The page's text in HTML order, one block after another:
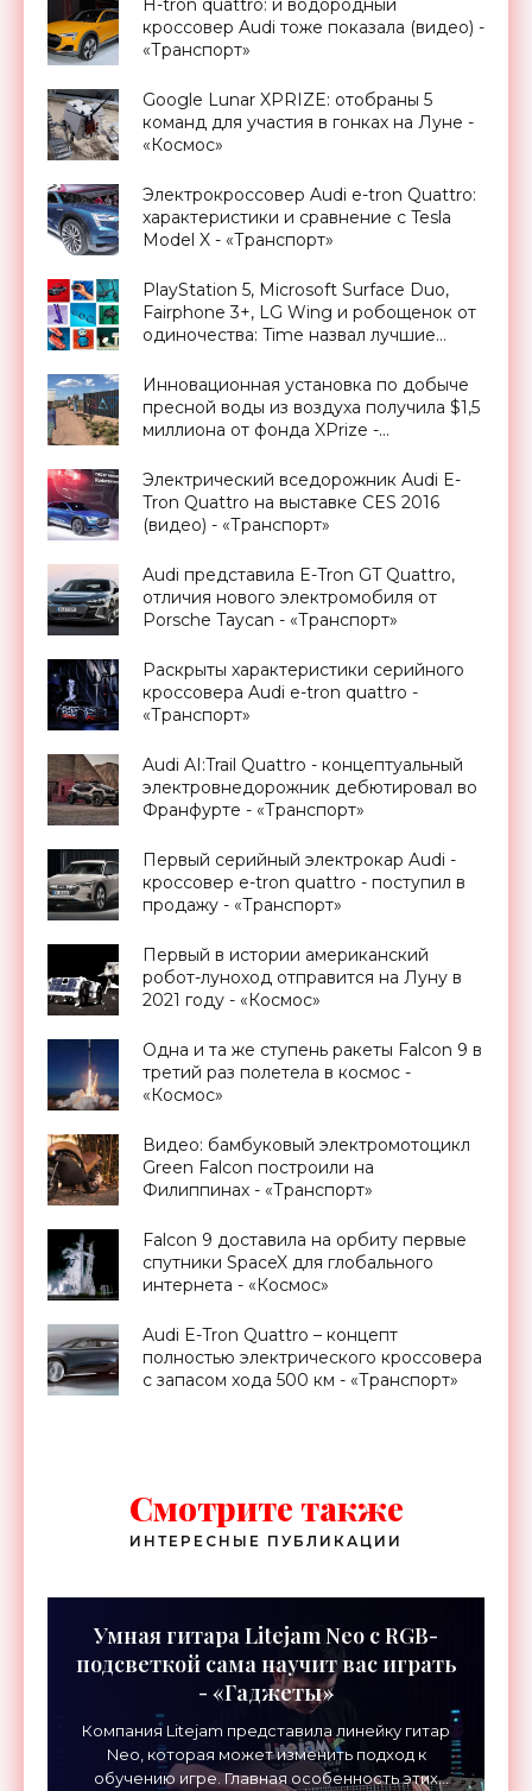
H-tron quattro: и водородный
кроссовер Audi тоже показала (видео) -
«Транспорт»
Google Lunar XPRIZE: отобраны 5
команд для участия в гонках на Луне -
«Космос»
Электрокроссовер Audi e-tron Quattro:
характеристики и сравнение с Tesla
Model X - «Транспорт»
PlayStation 5, Microsoft Surface Duo,
Fairphone 3+, LG Wing и робощенок от
одиночества: Time назвал лучшие
Инновационная установка по добыче
пресной воды из воздуха получила $1,5
миллиона от фонда XPrize -
Электрический вседорожник Audi E-
Tron Quattro на выставке CES 2016
(видео) - «Транспорт»
Audi представила E-Tron GT Quattro,
отличия нового электромобиля от
Porsche Taycan - «Транспорт»
Раскрыты характеристики серийного
кроссовера Audi e-tron quattro -
«Транспорт»
Audi AI:Trail Quattro - концептуальный
электровнедорожник дебютировал во
Франфурте - «Транспорт»
Первый серийный электрокар Audi -
кроссовер e-tron quattro - поступил в
продажу - «Транспорт»
Первый в истории американский
робот-луноход отправится на Луну в
2021 году - «Космос»
Одна и та же ступень ракеты Falcon 9 в
третий раз полетела в космос -
«Космос»
Видео: бамбуковый электромотоцикл
Green Falcon построили на
Филиппинах - «Транспорт»
Falcon 9 доставила на орбиту первые
спутники SpaceX для глобального
интернета - «Космос»
Audi E-Tron Quattro – концепт
полностью электрического кроссовера
с запасом хода 500 км - «Транспорт»
Смотрите также
ИНТЕРЕСНЫЕ ПУБЛИКАЦИИ
Умная гитара Litejam Neo с RGB-
подсветкой сама научит вас играть
- «Гаджеты»
Компания Litejam представила линейку гитар
Neo, которая может изменить подход к
обучению игре. Главная особенность этих